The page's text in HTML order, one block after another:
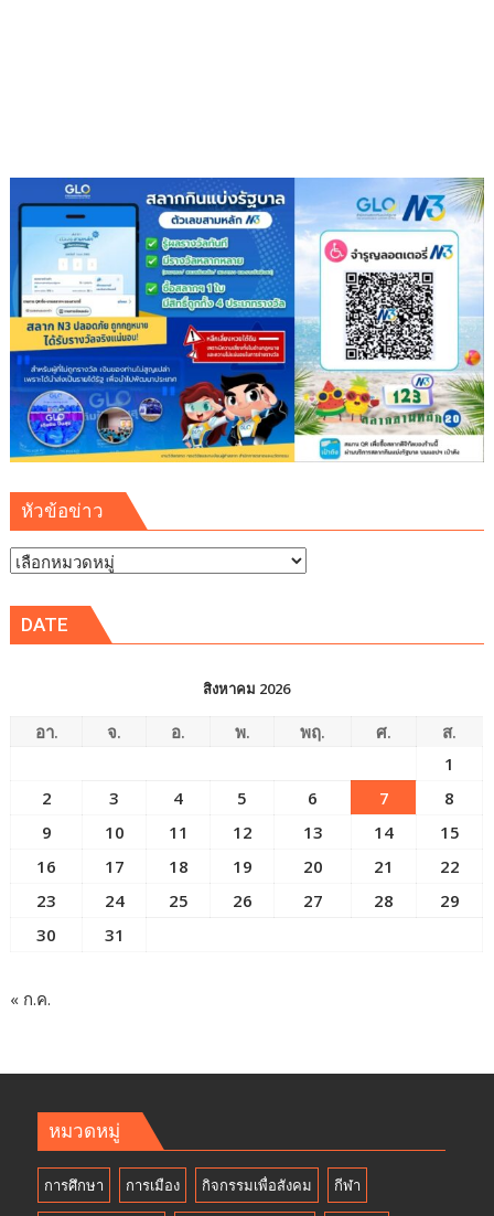
พร้อม
ชม
พิพิธภัณฑ์
พระพุทธ
คุณ
ฟรี
ตลอด
เดือน
หัวข้อข่าว
หัวข้อ
DATE
สิงหาคม 2026
อา. จ. อ. พ. พฤ. ศ.
ส.
1
2
3 4 5 6 7
8
9
10 11 12 13 14
15
16
17 18 19 20 21
22
23
24 25 26 27 28
29
30
31
« ก.ค.
หมวดหมู่
การศึกษา การเมือง กิจกรรมเพื่อสังคม กีฬา